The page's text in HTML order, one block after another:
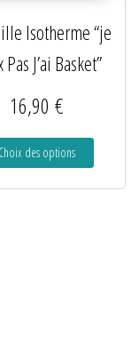
Isotherme “je
J’ai Basket”
16,90€
Choix des options